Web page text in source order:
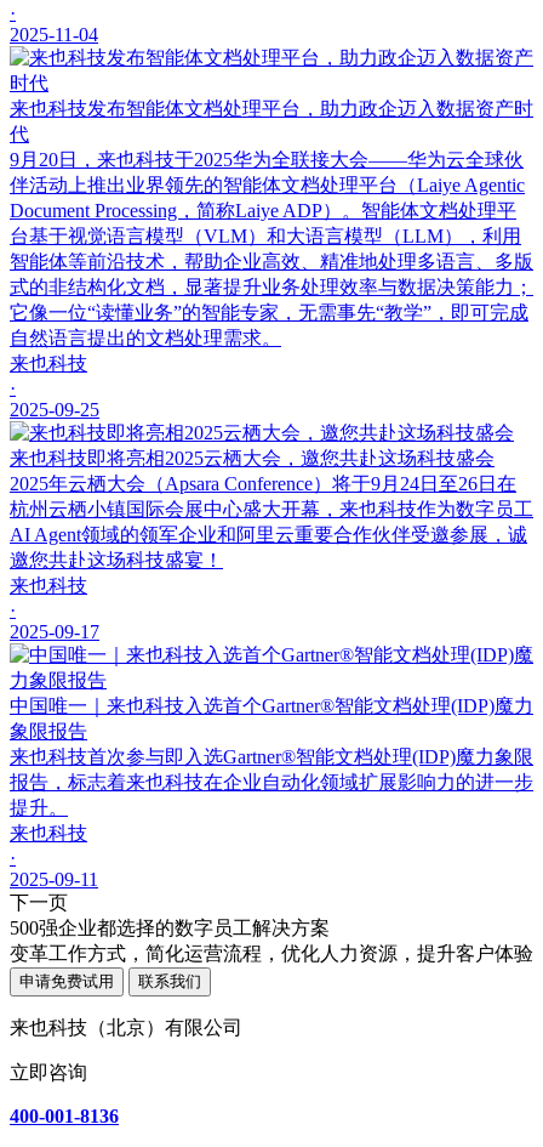
·
2025-11-04
来也科技发布智能体文档处理平台，助力政企迈入数据资产时
代
9月20日，来也科技于2025华为全联接大会——华为云全球伙
伴活动上推出业界领先的智能体文档处理平台（Laiye Agentic
Document Processing，简称Laiye ADP）。智能体文档处理平
台基于视觉语言模型（VLM）和大语言模型（LLM），利用
智能体等前沿技术，帮助企业高效、精准地处理多语言、多版
式的非结构化文档，显著提升业务处理效率与数据决策能力；
它像一位“读懂业务”的智能专家，无需事先“教学”，即可完成
自然语言提出的文档处理需求。
来也科技
·
2025-09-25
来也科技即将亮相2025云栖大会，邀您共赴这场科技盛会
2025年云栖大会（Apsara Conference）将于9月24日至26日在
杭州云栖小镇国际会展中心盛大开幕，来也科技作为数字员工
AI Agent领域的领军企业和阿里云重要合作伙伴受邀参展，诚
邀您共赴这场科技盛宴！
来也科技
·
2025-09-17
中国唯一｜来也科技入选首个Gartner®智能文档处理(IDP)魔力
象限报告
来也科技首次参与即入选Gartner®智能文档处理(IDP)魔力象限
报告，标志着来也科技在企业自动化领域扩展影响力的进一步
提升。
来也科技
·
2025-09-11
下一页
500强企业都选择的数字员工解决方案
变革工作方式，简化运营流程，优化人力资源，提升客户体验
申请免费试用 联系我们
来也科技（北京）有限公司
立即咨询
400-001-8136